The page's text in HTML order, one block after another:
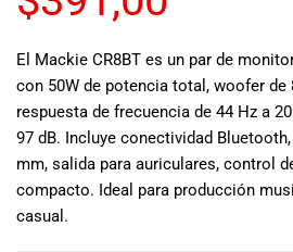
de
música
aquí para
ayudarte a
encontrar
El Mackie CR8BT es un par de
con 50W de potencia total, woofer de
respuesta de frecuencia de 44 Hz a
97 dB. Incluye conectividad Bluetooth,
mm, salida para auriculares, control
compacto. Ideal para producción
casual.